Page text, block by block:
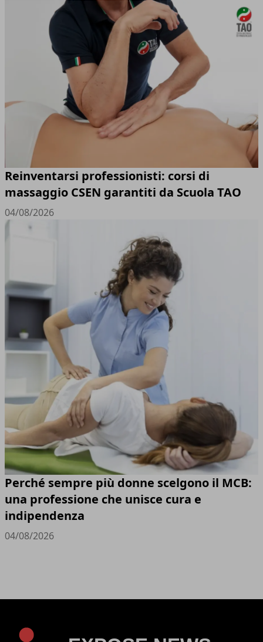
Reinventarsi professionisti: corsi di
massaggio CSEN garantiti da Scuola TAO
04/08/2026
Perché sempre più donne scelgono il MCB:
una professione che unisce cura e
indipendenza
04/08/2026